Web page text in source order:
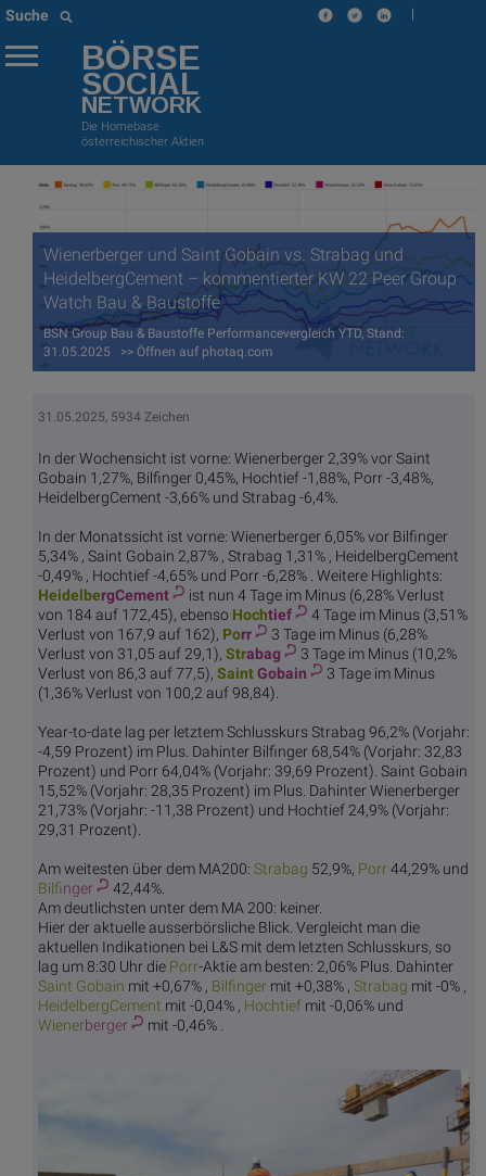
Suche |
BÖRSE
SOCIAL
NETWORK
Die Homebase
österreichischer Aktien
Wienerberger und Saint Gobain vs. Strabag und
HeidelbergCement – kommentierter KW 22 Peer Group
Watch Bau & Baustoffe
BSN Group Bau & Baustoffe Performancevergleich YTD, Stand:
31.05.2025 >> Öffnen auf photaq.com
31.05.2025, 5934 Zeichen
In der Wochensicht ist vorne: Wienerberger 2,39% vor Saint
Gobain 1,27%, Bilfinger 0,45%, Hochtief -1,88%, Porr -3,48%,
HeidelbergCement -3,66% und Strabag -6,4%.
In der Monatssicht ist vorne: Wienerberger 6,05% vor Bilfinger
5,34% , Saint Gobain 2,87% , Strabag 1,31% , HeidelbergCement
-0,49% , Hochtief -4,65% und Porr -6,28% . Weitere Highlights:
HeidelbergCement
ist nun 4 Tage im Minus (6,28% Verlust
von 184 auf 172,45), ebenso Hochtief
4 Tage im Minus (3,51%
Verlust von 167,9 auf 162), Porr
3 Tage im Minus (6,28%
Verlust von 31,05 auf 29,1), Strabag
3 Tage im Minus (10,2%
Verlust von 86,3 auf 77,5), SaintGobain
3 Tage im Minus
(1,36% Verlust von 100,2 auf 98,84).
Year-to-date lag per letztem Schlusskurs Strabag 96,2% (Vorjahr:
-4,59 Prozent) im Plus. Dahinter Bilfinger 68,54% (Vorjahr: 32,83
Prozent) und Porr 64,04% (Vorjahr: 39,69 Prozent). Saint Gobain
15,52% (Vorjahr: 28,35 Prozent) im Plus. Dahinter Wienerberger
21,73% (Vorjahr: -11,38 Prozent) und Hochtief 24,9% (Vorjahr:
29,31 Prozent).
Am weitesten über dem MA200: Strabag 52,9%, Porr44,29% und
Bilfinger
42,44%.
Am deutlichsten unter dem MA 200: keiner.
Hier der aktuelle ausserbörsliche Blick. Vergleicht man die
aktuellen Indikationen bei L&S mit dem letzten Schlusskurs, so
lag um 8:30 Uhr die Porr-Aktie am besten: 2,06% Plus. Dahinter
Saint Gobain mit +0,67% , Bilfinger mit +0,38% , Strabag mit -0% ,
HeidelbergCement mit -0,04% , Hochtief mit -0,06% und
Wienerberger mit -0,46% .